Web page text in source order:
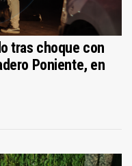
tras choque con
Poniente, en